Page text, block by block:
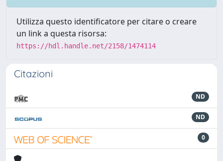
Utilizza questo identificatore per citare o creare
un link a questa risorsa:
https://hdl.handle.net/2158/1474114
Citazioni
ND
ND
0